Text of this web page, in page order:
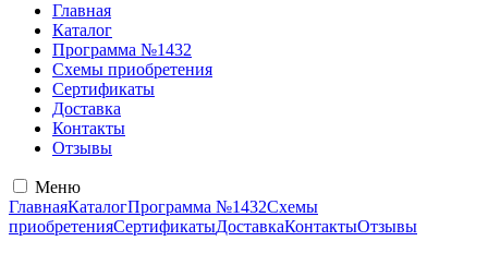
Главная
Каталог
Программа №1432
Схемы приобретения
Сертификаты
Доставка
Контакты
Отзывы
Меню
ГлавнаяКаталогПрограмма №1432Схемы
приобретенияСертификатыДоставкаКонтактыОтзывы